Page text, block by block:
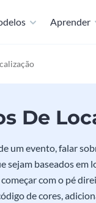
Aprender
De
um evento, falar
baseados em
com o pé
de cores,